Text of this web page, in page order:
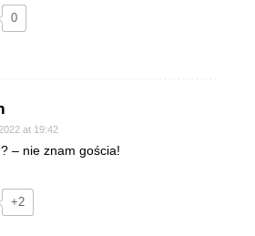
0
at 19:42
? – nie znam gościa!
+2